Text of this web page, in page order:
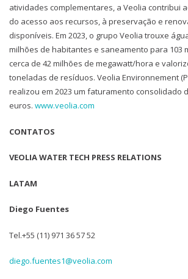
atividades complementares, a Veolia contribui
do acesso aos recursos, à preservação e
disponíveis. Em 2023, o grupo Veolia trouxe
milhões de habitantes e saneamento para 103
cerca de 42 milhões de megawatt/hora e
toneladas de resíduos. Veolia Environnement
realizou em 2023 um faturamento consolidado
euros. www.veolia.com
CONTATOS
VEOLIA WATER TECH PRESS RELATIONS
LATAM
Diego Fuentes
Tel.+55 (11) 971 36 57 52
diego.fuentes1@veolia.com